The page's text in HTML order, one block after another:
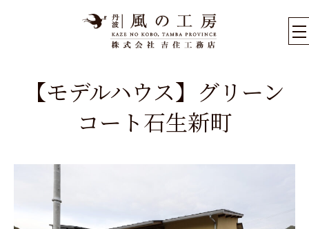
【モデルハウス】グリーン
コート石生新町